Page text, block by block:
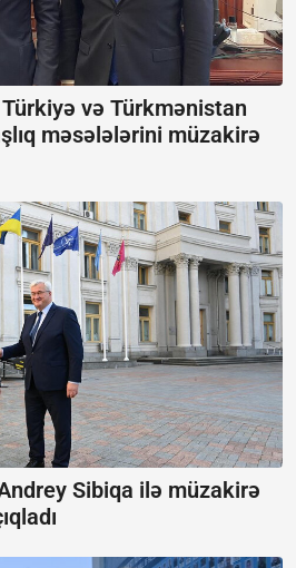
və Türkmənistan
məsələlərini müzakirə
Sibiqa ilə müzakirə